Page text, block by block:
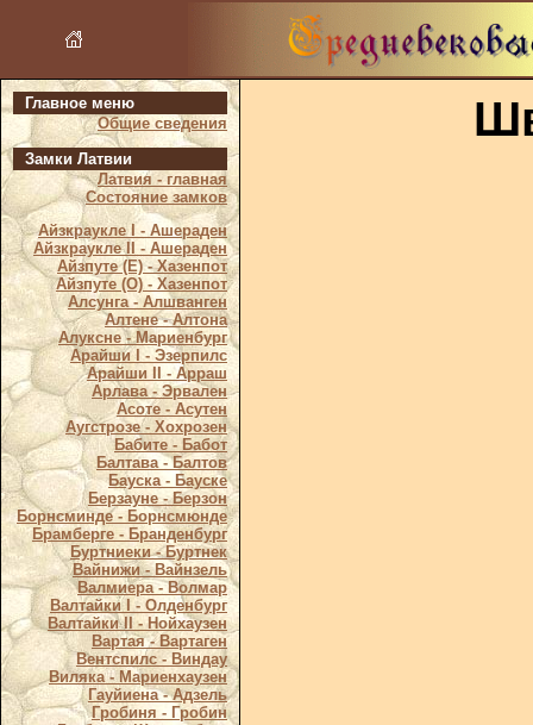
Главное меню
Общие сведения
Замки Латвии
Латвия - главная
Состояние замков
Айзкраукле I - Ашераден
Айзкраукле II - Ашераден
Айзпуте (Е) - Хазенпот
Айзпуте (О) - Хазенпот
Алсунга - Алшванген
Алтене - Алтона
Алуксне - Мариенбург
Арайши I - Эзерпилс
Арайши II - Арраш
Арлава - Эрвален
Асоте - Асутен
Аугстрозе - Хохрозен
Бабите - Бабот
Балтава - Балтов
Бауска - Бауске
Берзауне - Берзон
Борнсминде - Борнсмюнде
Брамберге - Бранденбург
Буртниеки - Буртнек
Вайнижи - Вайнзель
Валмиера - Волмар
Валтайки I - Олденбург
Валтайки II - Нойхаузен
Вартая - Вартаген
Вентспилс - Виндау
Виляка - Мариенхаузен
Гауйиена - Адзель
Гробиня - Гробин